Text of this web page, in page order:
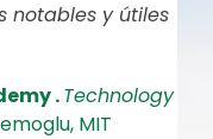
notables y útiles
.Technology
MIT